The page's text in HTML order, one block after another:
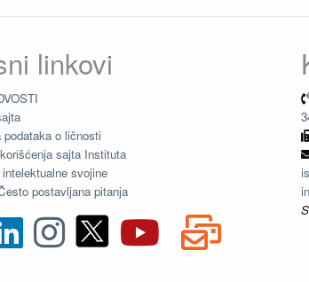
linkovi
podataka o ličnosti
sajta Instituta
svojine
postavljana pitanja